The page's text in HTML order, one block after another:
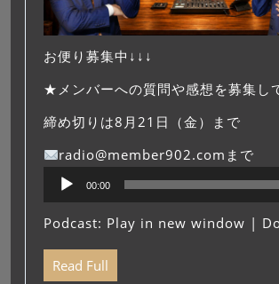
お便り募集中↓↓↓
★メンバーへの質問や感想を募集し
締め切りは8月21日（金）まで
radio@member902.comまで
プ
ー
ヤ
00:00
Podcast: Play in new window |
Read Full